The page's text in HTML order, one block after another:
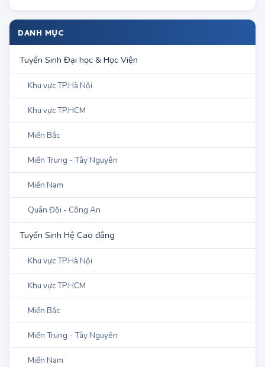
về ĐH Quốc gia TP.HCM
DANH MỤC
Tuyển Sinh Đại học & Học Viện
Khu vực TP.Hà Nội
Khu vực TP.HCM
Miền Bắc
Miền Trung - Tây Nguyên
Miền Nam
Quân Đội - Công An
Tuyển Sinh Hệ Cao đẳng
Khu vực TP.Hà Nội
Khu vực TP.HCM
Miền Bắc
Miền Trung - Tây Nguyên